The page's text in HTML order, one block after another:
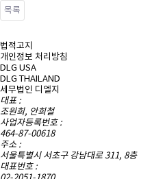
목록
법적고지
개인정보 처리방침
DLG USA
DLG THAILAND
세무법인 디엘지
대표 :
조원희, 안희철
사업자등록번호 :
464-87-00618
주소 :
서울특별시 서초구 강남대로 311, 8층
대표번호 :